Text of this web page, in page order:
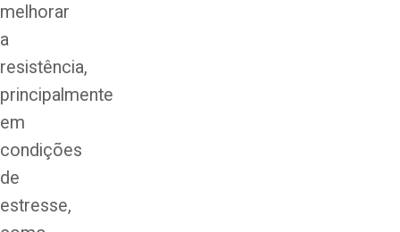
melhorar
a
resistência,
principalmente
em
condições
de
estresse,